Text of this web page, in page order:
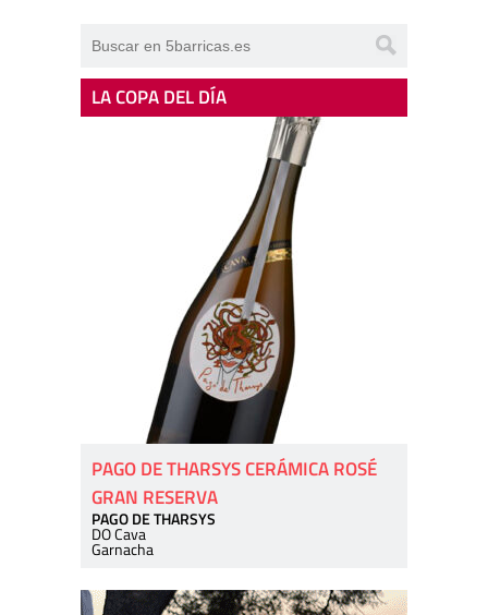
LA COPA DEL DÍA
PAGO DE THARSYS CERÁMICA ROSÉ
GRAN RESERVA
PAGO DE THARSYS
DO Cava
Garnacha